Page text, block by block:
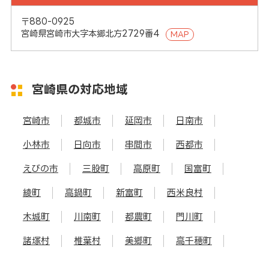
〒880-0925
宮崎県宮崎市大字本郷北方2729番4
MAP
宮崎県の対応地域
宮崎市 都城市 延岡市 日南市
小林市 日向市 串間市 西都市
えびの市 三股町 高原町 国富町
綾町 高鍋町 新富町 西米良村
木城町 川南町 都農町 門川町
諸塚村 椎葉村 美郷町 高千穂町